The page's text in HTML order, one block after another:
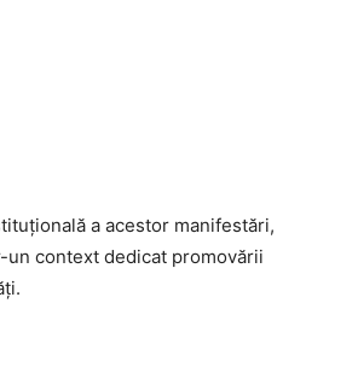
a acestor manifestări,
un context dedicat promovării